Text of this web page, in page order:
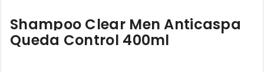
Shampoo Clear Men Anticaspa
Queda Control 400ml